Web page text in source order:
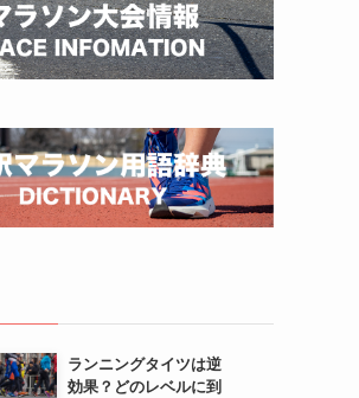
ランニングタイツは逆
効果？どのレベルに到